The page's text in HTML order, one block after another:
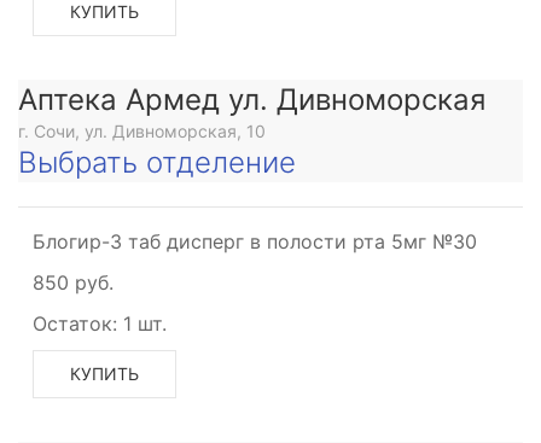
КУПИТЬ
Аптека Армед ул. Дивноморская
г. Сочи, ул. Дивноморская, 10
Выбрать отделение
Блогир-3 таб дисперг в полости рта 5мг №30
850 руб.
Остаток: 1 шт.
КУПИТЬ